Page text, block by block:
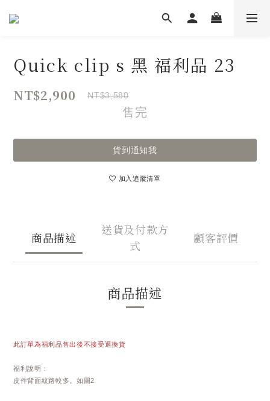
Quick clip s 黑 福利品 23
NT$2,900 NT$3,580
售完
貨到通知我
加入追蹤清單
商品描述
送貨及付款方
式
顧客評價
商品描述
此訂單為福利品售出後不接受退換貨
福利說明：
皮件背面紋路較多。如圖2